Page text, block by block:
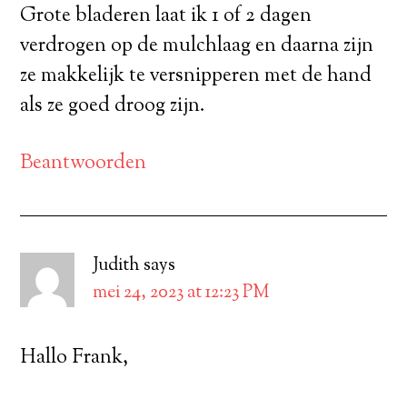
Grote bladeren laat ik 1 of 2 dagen
verdrogen op de mulchlaag en daarna zijn
ze makkelijk te versnipperen met de hand
als ze goed droog zijn.
Beantwoorden
Judithsays
mei 24, 2023 at 12:23 PM
Hallo Frank,